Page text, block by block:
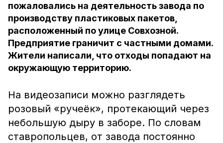
пожаловались на деятельность завода по
производству пластиковых пакетов,
расположенный по улице Совхозной.
Предприятие граничит с частными домами.
Жители написали, что отходы попадают на
окружающую территорию.
На видеозаписи можно разглядеть
розовый «ручеёк», протекающий через
небольшую дыру в заборе. По словам
ставропольцев, от завода постоянно